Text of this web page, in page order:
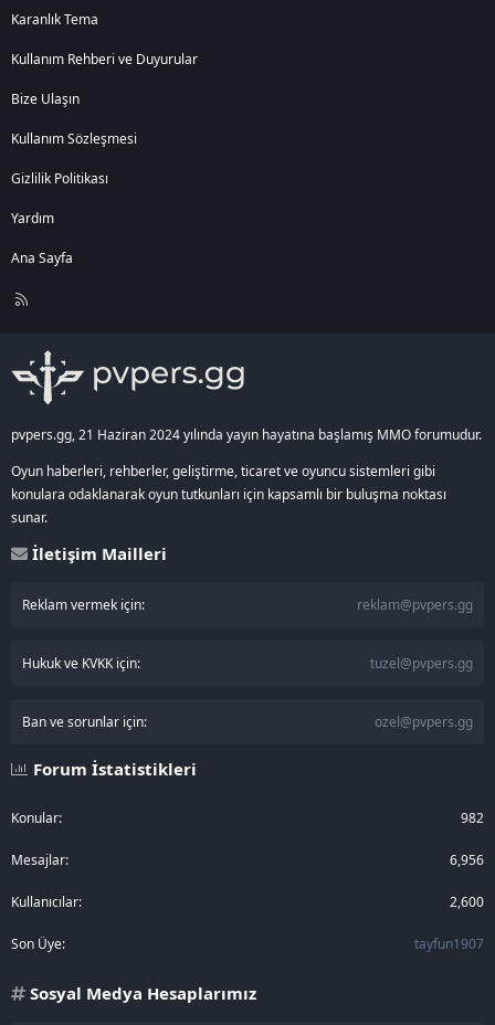
Karanlık Tema
Kullanım Rehberi ve Duyurular
Bize Ulaşın
Kullanım Sözleşmesi
Gizlilik Politikası
Yardım
Ana Sayfa
R
pvpers.gg, 21 Haziran 2024 yılında yayın hayatına başlamış MMO forumudur.
Oyun haberleri, rehberler, geliştirme, ticaret ve oyuncu sistemleri gibi
konulara odaklanarak oyun tutkunları için kapsamlı bir buluşma noktası
sunar.
İletişim Mailleri
Reklam vermek için: reklam@pvpers.gg
Hukuk ve KVKK için: tuzel@pvpers.gg
Ban ve sorunlar için: ozel@pvpers.gg
Forum İstatistikleri
Konular 982
Mesajlar 6,956
Kullanıcılar 2,600
Son Üye tayfun1907
Sosyal Medya Hesaplarımız